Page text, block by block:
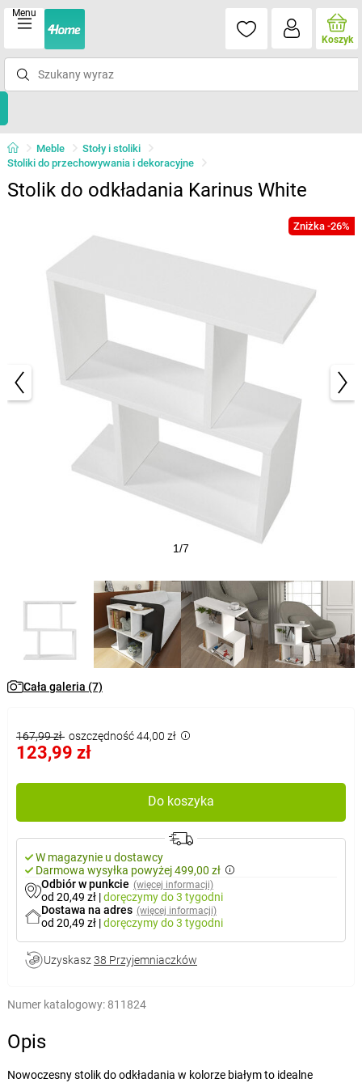
Menu
Koszyk
Meble
Stoły i stoliki
Stoliki do przechowywania i dekoracyjne
Stolik do odkładania Karinus White
Zniżka -26%
1/7
Cała galeria (7)
167,99 zł oszczędność 44,00 zł
123,99 zł
Do koszyka
W magazynie u dostawcy
Darmowa wysyłka powyżej 499,00 zł
Odbiór w punkcie (więcej informacji)
od 20,49 zł |doręczymydo 3 tygodni
Dostawa na adres (więcej informacji)
od 20,49 zł |doręczymydo 3 tygodni
Uzyskasz 38 Przyjemniaczków
Numer katalogowy: 811824
Opis
Nowoczesny stolik do odkładania w kolorze białym to idealne